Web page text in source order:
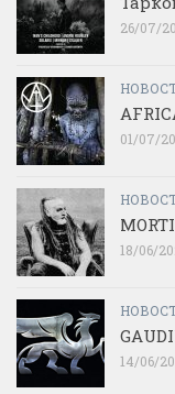
26/07/
01/07/
18/06/
14/06/